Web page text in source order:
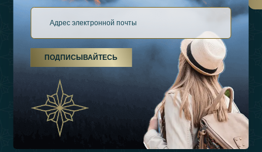
О Нас
Виды Отдыха
Связаться
ПОДПИСЫВАЙТЕСЬ